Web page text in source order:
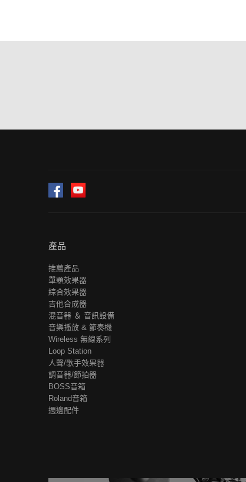
Facebook
產品
推薦產品
單顆效果器
綜合效果器
吉他合成器
混音器 ＆ 音訊設備
音樂播放 & 節奏機
Wireless 無線系列
Loop Station
人聲/歌手效果器
調音器/節拍器
BOSS音箱
Roland音箱
週邊配件